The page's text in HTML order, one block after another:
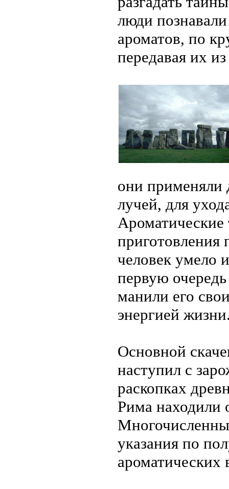
люди
ароматов, по
передавая их
они применяли
лучей, для
Ароматические
человек умело
первую
манили его
энергией
Основной
наступил с
раскопках
Рима находили
указания по
ароматических